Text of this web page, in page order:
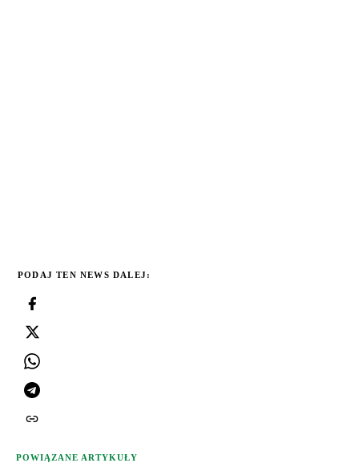
PODAJ TEN NEWS DALEJ:
POWIĄZANE ARTYKUŁY